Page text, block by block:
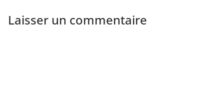
Laisser un commentaire